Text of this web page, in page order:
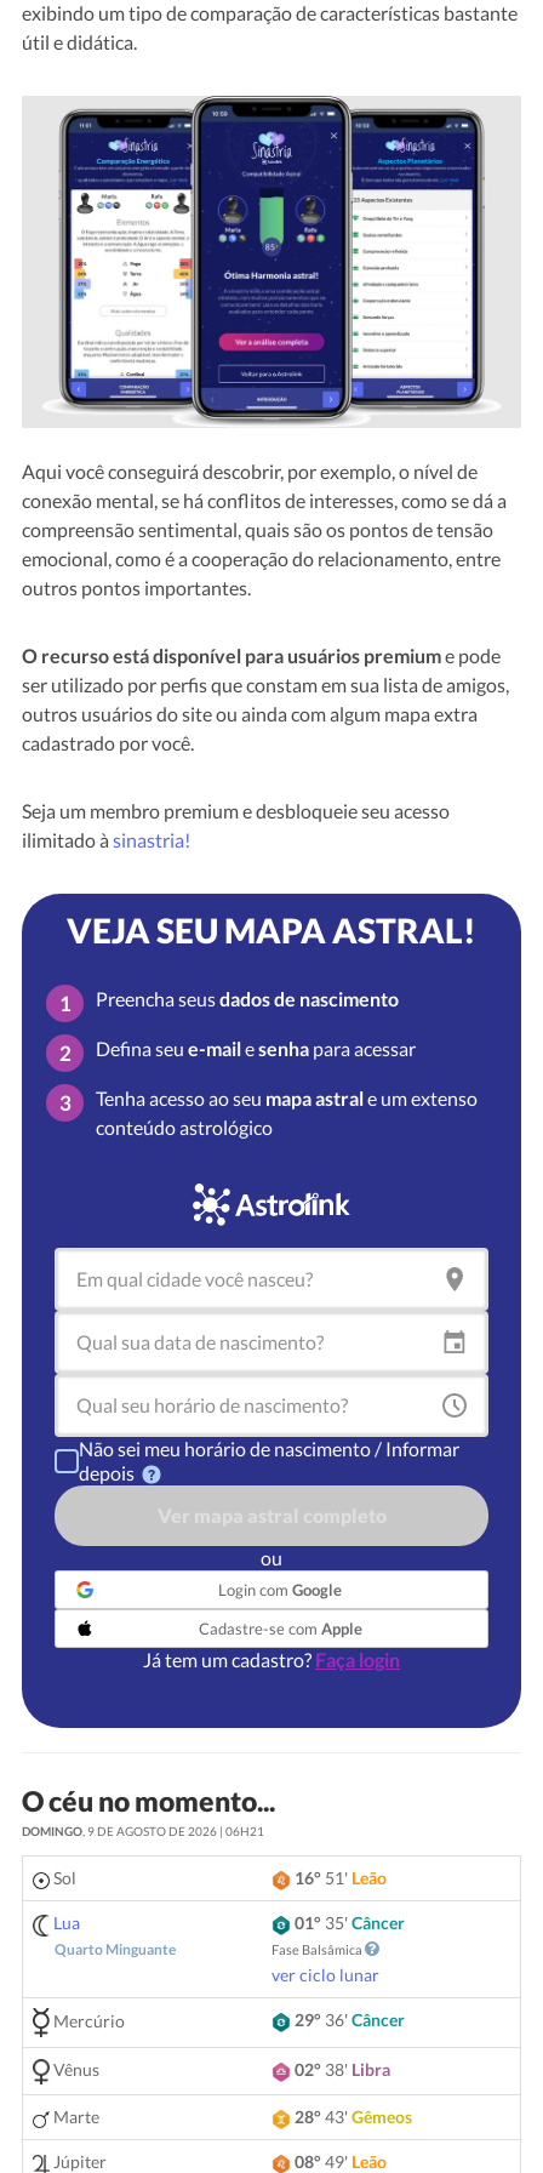
exibindo um tipo de comparação de características bastante
útil e didática.
Aqui você conseguirá descobrir, por exemplo, o nível de
conexão mental, se há conflitos de interesses, como se dá a
compreensão sentimental, quais são os pontos de tensão
emocional, como é a cooperação do relacionamento, entre
outros pontos importantes.
O recurso está disponível para usuários premiume pode
ser utilizado por perfis que constam em sua lista de amigos,
outros usuários do site ou ainda com algum mapa extra
cadastrado por você.
Seja um membro premium e desbloqueie seu acesso
ilimitado à sinastria!
VEJA SEU MAPA ASTRAL!
1 Preencha seusdados de nascimento
2 Defina seu e-mailesenha para acessar
3 Tenha acesso ao seu mapa astrale um extenso
conteúdo astrológico
Não sei meu horário de nascimento / Informar
depois
ou
Login com Google
Cadastre-se com Apple
Já tem um cadastro? Faça login
O céu no momento...
DOMINGO, 9 DE AGOSTO DE 2026 | 06H21
Sol 16° 51' Leão
Lua
Quarto Minguante
01° 35'Câncer
Fase Balsâmica
ver ciclo lunar
Mercúrio 29° 36'Câncer
Vênus 02° 38' Libra
Marte 28°43'Gêmeos
Júpiter 08°49' Leão